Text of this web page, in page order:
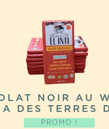
NOIR AU
DES TERRES
PROMO !